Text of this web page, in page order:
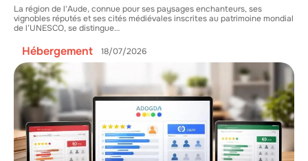
La région de l'Aude, connue pour ses paysages enchanteurs, ses
vignobles réputés et ses cités médiévales inscrites au patrimoine mondial
de l’UNESCO, se distingue…
Hébergement 18/07/2026